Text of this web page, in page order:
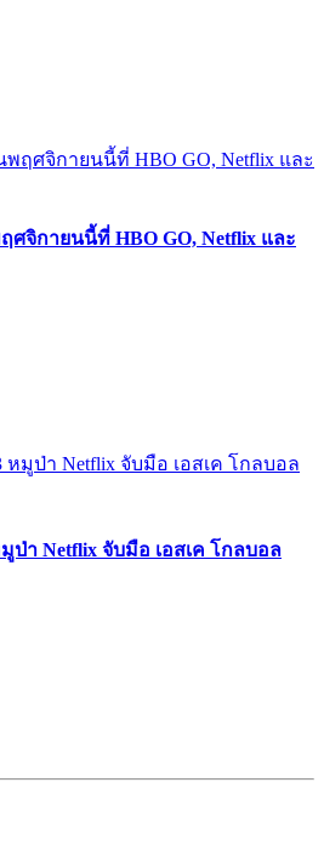
ศจิกายนนี้ที่ HBO GO, Netflix และ
มูป่า Netflix จับมือ เอสเค โกลบอล